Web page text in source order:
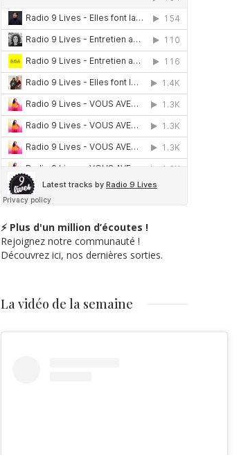
⚡ Plus d'un million d’écoutes !
Rejoignez notre communauté !
Découvrez ici, nos dernières sorties.
La vidéo de la semaine